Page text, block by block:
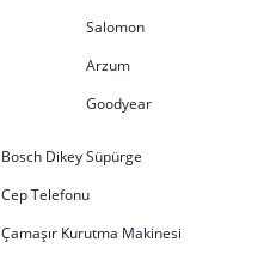
Salomon
Arzum
Goodyear
Bosch Dikey Süpürge
Cep Telefonu
Çamaşır Kurutma Makinesi